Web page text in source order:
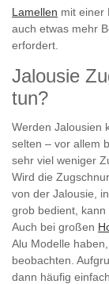
Lamellen mit einer
auch etwas mehr
erfordert.
Jalousie
tun?
Werden Jalousien
selten – vor allem
sehr viel weniger
Wird die
von der Jalousie,
grob bedient, kann
Auch bei großen
Alu Modelle
beobachten.
dann häufig